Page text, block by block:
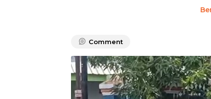
Comment